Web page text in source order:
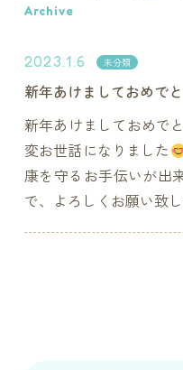
Archive
2023.1.6 未分類
新年あけましておめで
新年あけましておめで
変お世話になりました
康を守るお手伝いが出
で、よろしくお願い致